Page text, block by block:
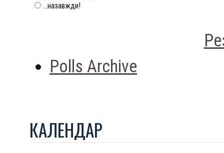
...назавжди!
Polls Archive
КАЛЕНДАР